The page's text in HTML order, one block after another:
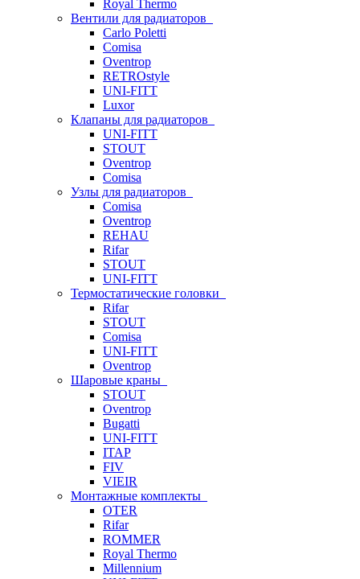
Royal Thermo
Вентили для радиаторов
Carlo Poletti
Comisa
Oventrop
RETROstyle
UNI-FITT
Luxor
Клапаны для радиаторов
UNI-FITT
STOUT
Oventrop
Comisa
Узлы для радиаторов
Comisa
Oventrop
REHAU
Rifar
STOUT
UNI-FITT
Термостатические головки
Rifar
STOUT
Comisa
UNI-FITT
Oventrop
Шаровые краны
STOUT
Oventrop
Bugatti
UNI-FITT
ITAP
FIV
VIEIR
Монтажные комплекты
OTER
Rifar
ROMMER
Royal Thermo
Millennium